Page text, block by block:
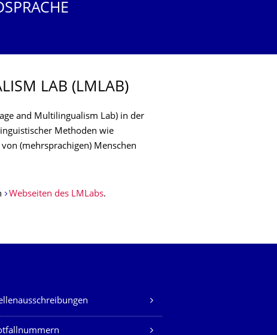
LAB (LMLAB)
and Multilingualism Lab) in der
Methoden wie
(mehrsprachigen) Menschen
Webseiten des LMLabs.